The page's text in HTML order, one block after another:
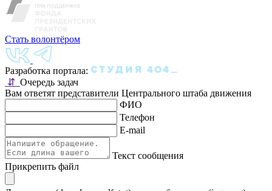
Стать волонтёром
Разработка портала:
⇵ Очередь задач
Вам ответят представители Центрального штаба движения
ФИО
Телефон
E-mail
Текст сообщения
Прикрепить файл